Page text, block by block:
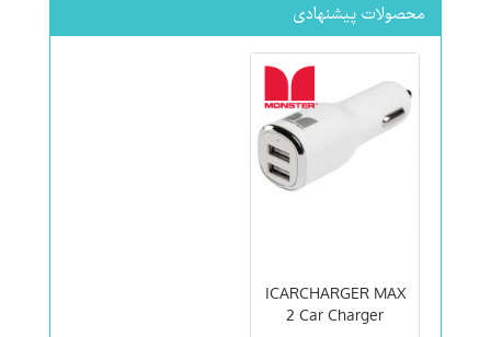
محصولات پیشنهادی
ICARCHARGER MAX
2 Car Charger